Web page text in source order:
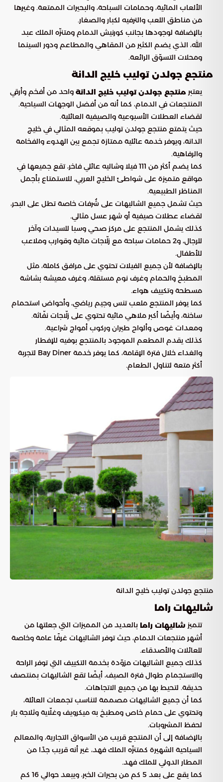
الألعاب المائية، وحمامات السباحة، والبحيرات الممتعة. وغيرها
من مناطق اللعب والترفيه لكبار والصغار.
بالإضافة لوجودها بجانب كورنيش الدمام ومتنزّه الملك عبد
الله، الذي يضم الكثير من المقاهي والمطاعم ودور السينما
ومحلات التسوّق الرائعة.
منتجع جولدن توليب خليج الدانة
يعتبر منتجع جولدن توليب خليج الدانة واحد من أفخم وأرقي
المنتجعات في الدمام، كما أنه من أفضل الوجهات السياحية.
لقضاء العطلات الأسبوعية والصيفية العائلية.
حيث يتمتع منتجع جولدن توليب بموقعه المثالي في خليج
الدانة، ويوفر خدمة عائلية ممتازة تجمع بين الهدوء والفخامة
والرفاهية.
كما يضم أكثر من 111 فيلا وشاليه عائلي فاخر، تقع جميعها في
مواقع متميزة على شواطئ الخليج العربي، للاستمتاع بأجمل
المناظر الطبيعية.
حيث تشمل جميع الشاليهات على شُرفات خاصة تطل على البحر،
لقضاء عطلات صيفية أو شهر عسل مثالي.
كذلك يشمل المنتجع على مركز صحي وسبا للسيدات وآخر
للرجال، و2 حمامات سباحة مع زلّاجات مائية وقوارب وملاعب
للأطفال.
بالإضافة لأن جميع الفيلات تحتوي على مرافق كاملة، مثل
المطبخ والحمام وغرف نوم مستقلة، وغرف معيشة بشاشة
مسطحة وتكييف هواء.
كما يوفر المنتجع ملعب تنس وجيم رياضي، وأحواض استحمام
ساخنة، وأيضًا أكبر ملاهي مائية تحتوي على زلّاجات نفّاثة.
ومعدات غوص وألواح طيران وركوب أمواج شراعية.
كذلك يقدم المطعم الموجود بالمنتجع بوفيه للإفطار
والغداء خلال فترة الإقامة، كما يوفر خدمة Bay Diner لتجربة
أكثر متعة لتناول الطعام.
منتجع جولدن توليب خليج الدانة
شاليهات راما
تتميز شاليهات راما بالعديد من المميزات التي جعلتها من
أشهر منتجعات الدمام، حيث توفر الشاليهات غرفًا عامة وخاصة
للعائلات والأصدقاء.
كذلك جميع الشاليهات مزوّدة بخدمة التكييف التي توفر الراحة
والاستجمام طوال فترة الصيف، أيضًا تقع الشاليهات بمنتصف
حديقة. لتحيط بها من جميع الاتجاهات.
كما أن جميع الشاليهات مصممة لتناسب تجمعات العائلة،
وتحتوي على حمام خاص ومطبخ به ميكرويف وغلّاية وثلاجة بار
لحفظ المشروبات.
بالإضافة إلى أن المنتجع قريب من الأسواق التجارية، والمعالم
السياحية الشهيرة كمتنزّه الملك فهد، غير أنه قريب جدًا من
المطار الدولي للملك فهد.
كما يقع على بعد 5 كم من بحيرات الخبر، ويبعد حوالي 16 كم